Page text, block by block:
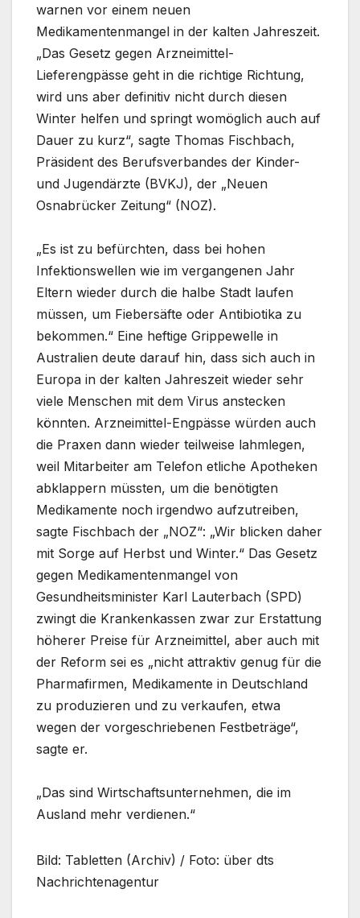
warnen vor einem neuen
Medikamentenmangel in der kalten Jahreszeit.
„Das Gesetz gegen Arzneimittel-
Lieferengpässe geht in die richtige Richtung,
wird uns aber definitiv nicht durch diesen
Winter helfen und springt womöglich auch auf
Dauer zu kurz“, sagte Thomas Fischbach,
Präsident des Berufsverbandes der Kinder-
und Jugendärzte (BVKJ), der „Neuen
Osnabrücker Zeitung“ (NOZ).
„Es ist zu befürchten, dass bei hohen
Infektionswellen wie im vergangenen Jahr
Eltern wieder durch die halbe Stadt laufen
müssen, um Fiebersäfte oder Antibiotika zu
bekommen.“ Eine heftige Grippewelle in
Australien deute darauf hin, dass sich auch in
Europa in der kalten Jahreszeit wieder sehr
viele Menschen mit dem Virus anstecken
könnten. Arzneimittel-Engpässe würden auch
die Praxen dann wieder teilweise lahmlegen,
weil Mitarbeiter am Telefon etliche Apotheken
abklappern müssten, um die benötigten
Medikamente noch irgendwo aufzutreiben,
sagte Fischbach der „NOZ“: „Wir blicken daher
mit Sorge auf Herbst und Winter.“ Das Gesetz
gegen Medikamentenmangel von
Gesundheitsminister Karl Lauterbach (SPD)
zwingt die Krankenkassen zwar zur Erstattung
höherer Preise für Arzneimittel, aber auch mit
der Reform sei es „nicht attraktiv genug für die
Pharmafirmen, Medikamente in Deutschland
zu produzieren und zu verkaufen, etwa
wegen der vorgeschriebenen Festbeträge“,
sagte er.
„Das sind Wirtschaftsunternehmen, die im
Ausland mehr verdienen.“
Bild: Tabletten (Archiv) / Foto: über dts
Nachrichtenagentur